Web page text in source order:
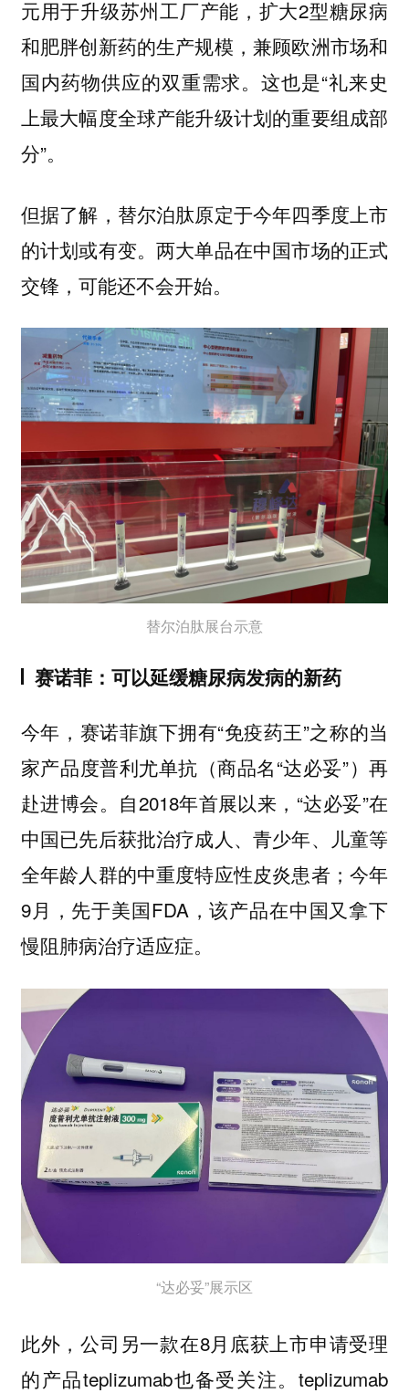
元用于升级苏州工厂产能，扩大2型糖尿病
和肥胖创新药的生产规模，兼顾欧洲市场和
国内药物供应的双重需求。这也是“礼来史
上最大幅度全球产能升级计划的重要组成部
分”。
但据了解，替尔泊肽原定于今年四季度上市
的计划或有变。两大单品在中国市场的正式
交锋，可能还不会开始。
替尔泊肽展台示意
赛诺菲：可以延缓糖尿病发病的新药
今年，赛诺菲旗下拥有“免疫药王”之称的当
家产品度普利尤单抗（商品名“达必妥”）再
赴进博会。自2018年首展以来，“达必妥”在
中国已先后获批治疗成人、青少年、儿童等
全年龄人群的中重度特应性皮炎患者；今年
9月，先于美国FDA，该产品在中国又拿下
慢阻肺病治疗适应症。
“达必妥”展示区
此外，公司另一款在8月底获上市申请受理
的产品teplizumab也备受关注。teplizumab